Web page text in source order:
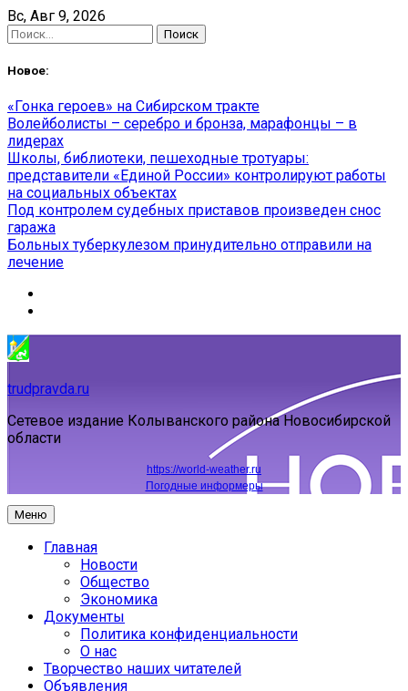
Skip
to
content
Вс, Авг 9, 2026
Найти:
Новое:
«Гонка героев» на Сибирском тракте
Волейболисты – серебро и бронза, марафонцы – в
лидерах
Школы, библиотеки, пешеходные тротуары:
представители «Единой России» контролируют работы
на социальных объектах
Под контролем судебных приставов произведен снос
гаража
Больных туберкулезом принудительно отправили на
лечение
trudpravda.ru
Сетевое издание Колыванского района Новосибирской
области
https://world-weather.ru
Погодные информеры
Меню
Главная
Новости
Общество
Экономика
Документы
Политика конфиденциальности
О нас
Творчество наших читателей
Объявления